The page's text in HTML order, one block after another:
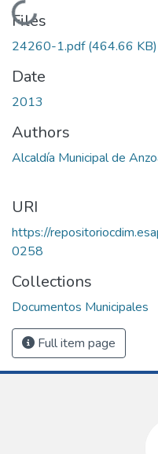
Loading...
Files
24260-1.pdf(464.66 KB)
Date
2013
Authors
Alcaldía Municipal de
URI
https://
0258
Collections
Documentos Municipales
Full item page